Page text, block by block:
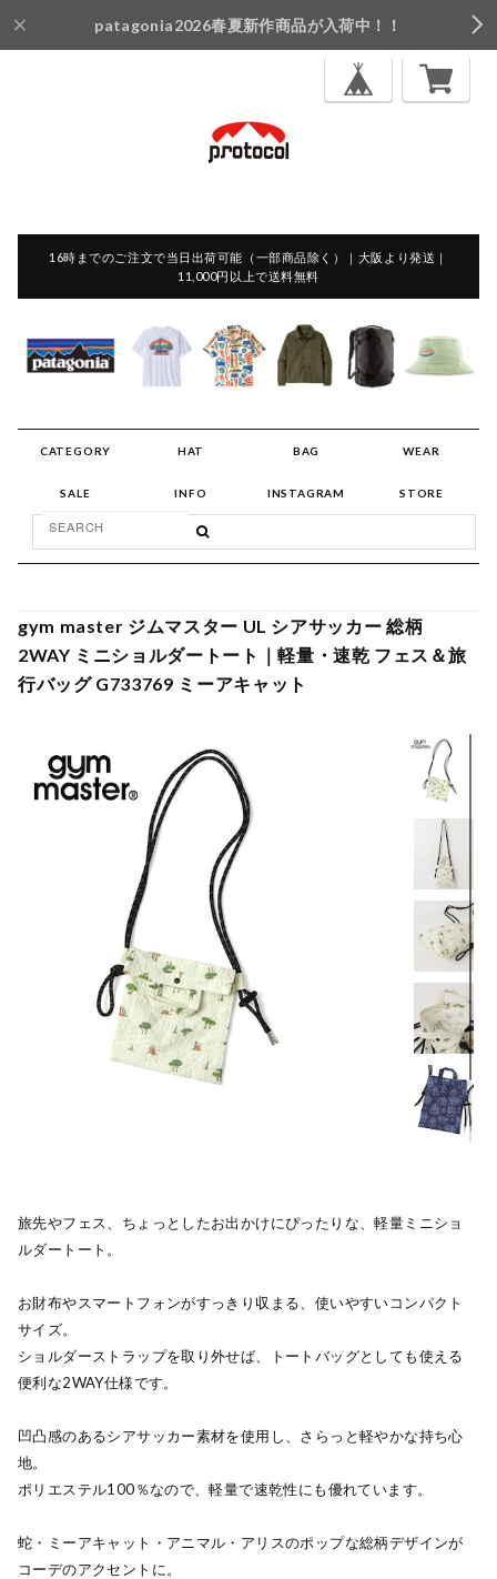
patagonia2026春夏新作商品が入荷中！！
16時までのご注文で当日出荷可能（一部商品除く）｜大阪より発送｜
11,000円以上で送料無料
CATEGORY HAT BAG WEAR
SALE INFO INSTAGRAM STORE
gym master ジムマスター UL シアサッカー 総柄
2WAY ミニショルダートート｜軽量・速乾 フェス＆旅
行バッグ G733769 ミーアキャット
旅先やフェス、ちょっとしたお出かけにぴったりな、軽量ミニショ
ルダートート。
お財布やスマートフォンがすっきり収まる、使いやすいコンパクト
サイズ。
ショルダーストラップを取り外せば、トートバッグとしても使える
便利な2WAY仕様です。
凹凸感のあるシアサッカー素材を使用し、さらっと軽やかな持ち心
地。
ポリエステル100％なので、軽量で速乾性にも優れています。
蛇・ミーアキャット・アニマル・アリスのポップな総柄デザインが
コーデのアクセントに。